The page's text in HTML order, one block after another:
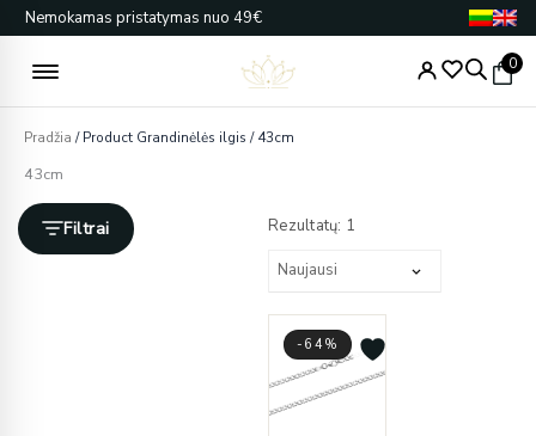
Pereiti
prie
turinio
Nemokamas pristatymas nuo 49€
0
Pradžia / Product Grandinėlės ilgis / 43cm
43cm
Filtrai Rezultatų: 1
-64%